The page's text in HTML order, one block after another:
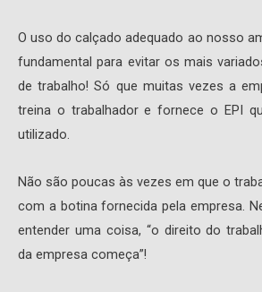
O uso do calçado adequado ao nosso
fundamental para evitar os mais
de trabalho! Só que muitas vezes a
treina o trabalhador e fornece o EPI
utilizado.
Não são poucas às vezes em que o
com a botina fornecida pela empresa.
entender uma coisa, “o direito do
da empresa começa”!